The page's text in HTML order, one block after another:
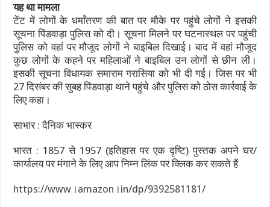
यह था मामला
टेंट में लोगों के धर्मांतरण की बात पर मौके पर पहुंचे लोगों ने इसकी
सूचना पिंडवाड़ा पुलिस को दी। सूचना मिलने पर घटनास्थल पर पहुंची
पुलिस को वहां पर मौजूद लोगों ने बाइबिल दिखाई। बाद में वहां मौजूद
कुछ लोगों के कहने पर महिलाओं ने बाइबिल उन लोगों से छीन ली।
इसकी सूचना विधायक समाराम गरासिया को भी दी गई। जिस पर भी
27 दिसंबर की सुबह पिंडवाड़ा थाने पहुंचे और पुलिस को ठोस कार्रवाई के
लिए कहा।
साभार : दैनिक भास्कर
भारत : 1857 से 1957 (इतिहास पर एक दृष्टि) पुस्तक अपने घर/
कार्यालय पर मंगाने के लिए आप निम्न लिंक पर क्लिक कर सकते हैं
https://www।amazon।in/dp/9392581181/